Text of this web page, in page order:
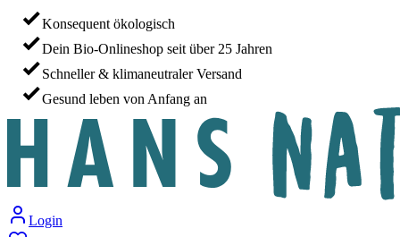
Konsequent ökologisch
Dein Bio-Onlineshop seit über 25 Jahren
Schneller & klimaneutraler Versand
Gesund leben von Anfang an
Login